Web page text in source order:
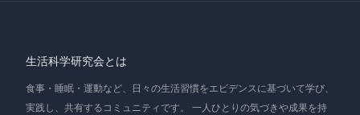
生活科学研究会とは
食事・睡眠・運動など、日々の生活習慣をエビデンスに基づいて学び、
実践し、共有するコミュニティです。 一人ひとりの気づきや成果を持